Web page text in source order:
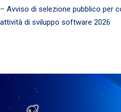
– Avviso di selezione pubblico per
attività di sviluppo software 2026